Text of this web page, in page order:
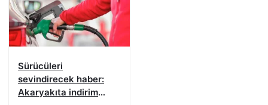
Sürücüleri
sevindirecek haber:
Akaryakıta indirim